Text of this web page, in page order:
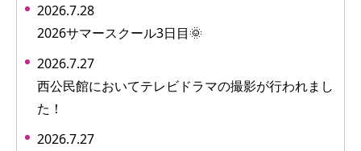
2026.7.28
2026サマースクール3日目🌞
2026.7.27
西公民館においてテレビドラマの撮影が行われまし
た！
2026.7.27